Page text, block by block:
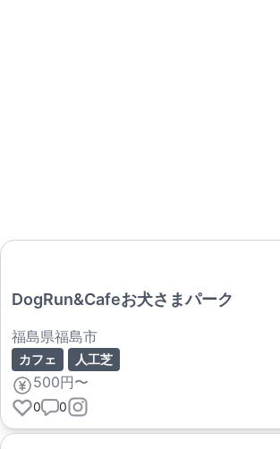
DogRun&Cafeお犬さまパーク
福島県福島市
カフェ 人工芝
500円〜
0 0